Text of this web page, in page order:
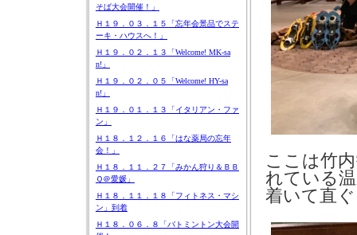
そば大会開催！」
Ｈ１９．０３．１５「忘年会景品でステ
ーキ・ハウスへ！」
Ｈ１９．０２．１３「Welcome! MK-sa
n!」
Ｈ１９．０２．０５「Welcome! HY-sa
n!」
Ｈ１９．０１．１３「イタリアン・ファ
ン」
Ｈ１８．１２．１６「はな薬局の忘年
会！」
Ｈ１８．１１．２７「みかん狩り＆ＢＢ
Ｑ＠愛媛」
Ｈ１８．１１．１８「フィトネス・マシ
ン」到着
Ｈ１８．０６．８「バトミントン大会開
ここは竹
れている
着いて直